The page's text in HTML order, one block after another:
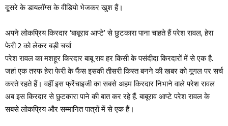
दूसरे के डायलॉग्स के वीडियो भेजकर खुश हैं।
अपने लोकप्रिय किरदार ‘बाबूराव आप्टे’ से छुटकारा पाना चाहते हैं परेश रावल, हेरा
फेरी 2 को लेकर बड़ी चर्चा
परेश रावल का मशहूर किरदार बाबू राव हर किसी के पसंदीदा किरदारों में से एक है.
जहां एक तरफ हेरा फेरी के फैंस इसकी तीसरी किस्त बनने की खबर को गूगल पर सर्च
करते रहते हैं। वहीं इस फ्रेंचाइजी का सबसे अहम किरदार निभाने वाले परेश रावल
अब इस किरदार से छुटकारा पाने की बात कर रहे हैं. बाबूराव आप्टे परेश रावल के
सबसे लोकप्रिय और सम्मानित पात्रों में से एक हैं।